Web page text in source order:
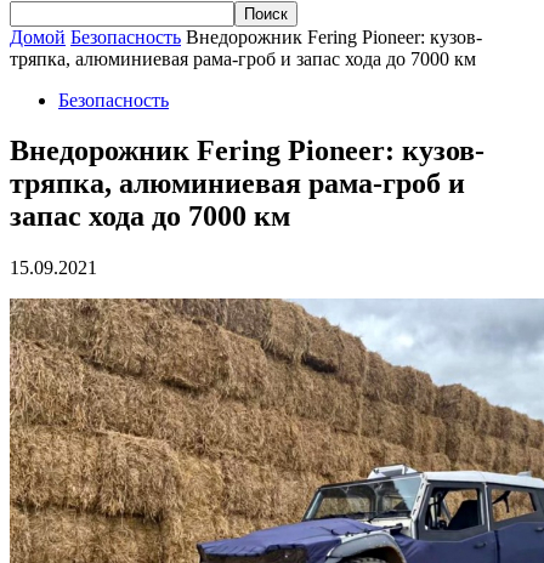
Домой Безопасность Внедорожник Fering Pioneer: кузов-
тряпка, алюминиевая рама-гроб и запас хода до 7000 км
Безопасность
Внедорожник Fering Pioneer: кузов-
тряпка, алюминиевая рама-гроб и
запас хода до 7000 км
15.09.2021